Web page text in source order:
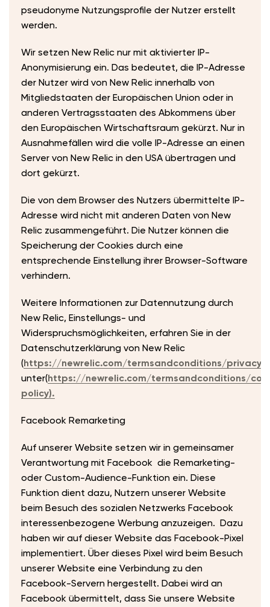
pseudonyme Nutzungsprofile der Nutzer erstellt
werden.
Wir setzen New Relic nur mit aktivierter IP-
Anonymisierung ein. Das bedeutet, die IP-Adresse
der Nutzer wird von New Relic innerhalb von
Mitgliedstaaten der Europäischen Union oder in
anderen Vertragsstaaten des Abkommens über
den Europäischen Wirtschaftsraum gekürzt. Nur in
Ausnahmefällen wird die volle IP-Adresse an einen
Server von New Relic in den USA übertragen und
dort gekürzt.
Die von dem Browser des Nutzers übermittelte IP-
Adresse wird nicht mit anderen Daten von New
Relic zusammengeführt. Die Nutzer können die
Speicherung der Cookies durch eine
entsprechende Einstellung ihrer Browser-Software
verhindern.
Weitere Informationen zur Datennutzung durch
New Relic, Einstellungs- und
Widerspruchsmöglichkeiten, erfahren Sie in der
Datenschutzerklärung von New Relic
(https://newrelic.com/termsandconditions/privacy)
unter(https://newrelic.com/termsandconditions/
policy).
Facebook Remarketing
Auf unserer Website setzen wir in gemeinsamer
Verantwortung mit Facebook die Remarketing-
oder Custom-Audience-Funktion ein. Diese
Funktion dient dazu, Nutzern unserer Website
beim Besuch des sozialen Netzwerks Facebook
interessenbezogene Werbung anzuzeigen. Dazu
haben wir auf dieser Website das Facebook-Pixel
implementiert. Über dieses Pixel wird beim Besuch
unserer Website eine Verbindung zu den
Facebook-Servern hergestellt. Dabei wird an
Facebook übermittelt, dass Sie unsere Website